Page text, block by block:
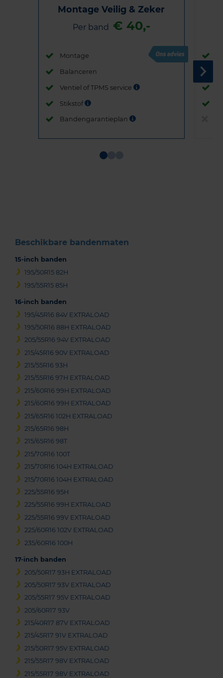
Montage Veilig & Zeker
Per band € 40,-
Montage
Balanceren
Ventiel of TPMS service
Stikstof
Bandengarantieplan
Beschikbare bandenmaten
15-inch banden
195/50R15 82H
195/55R15 85H
16-inch banden
195/45R16 84V EXTRALOAD
195/50R16 88H EXTRALOAD
205/55R16 94V EXTRALOAD
215/45R16 90V EXTRALOAD
215/55R16 93H
215/55R16 97H EXTRALOAD
215/60R16 99H EXTRALOAD
215/60R16 99H EXTRALOAD
215/65R16 102H EXTRALOAD
215/65R16 98H
215/65R16 98T
215/70R16 100T
215/70R16 104H EXTRALOAD
215/70R16 104H EXTRALOAD
225/55R16 95H
225/55R16 99H EXTRALOAD
225/55R16 99V EXTRALOAD
225/60R16 102V EXTRALOAD
235/60R16 100H
17-inch banden
205/50R17 93H EXTRALOAD
205/50R17 93V EXTRALOAD
205/55R17 95V EXTRALOAD
205/60R17 93V
215/40R17 87V EXTRALOAD
215/45R17 91V EXTRALOAD
215/50R17 95V EXTRALOAD
215/55R17 98V EXTRALOAD
215/55R17 98V EXTRALOAD